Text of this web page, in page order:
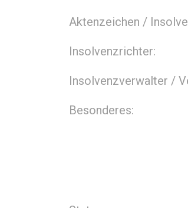
Aktenzeichen /
Insolvenzrichter:
Insolvenzverwalter /
Besonderes: